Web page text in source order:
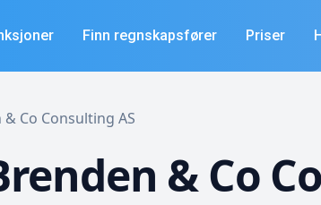
Finn regnskapsfører Priser
Co Consulting AS
& Co